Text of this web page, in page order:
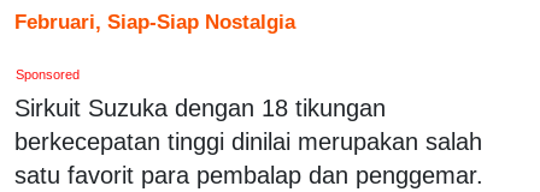
Februari, Siap-Siap Nostalgia
Sponsored
Sirkuit Suzuka dengan 18 tikungan
berkecepatan tinggi dinilai merupakan salah
satu favorit para pembalap dan penggemar.